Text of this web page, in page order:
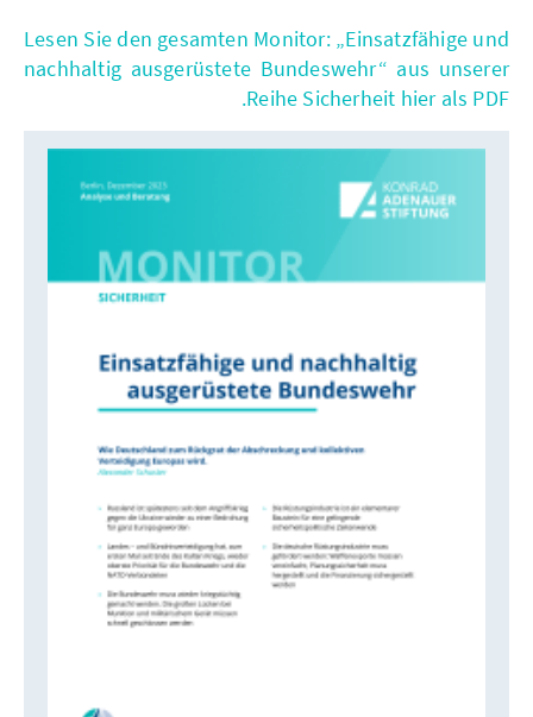
Lesen Sie den gesamten Monitor: „Einsatzfähige und
nachhaltig ausgerüstete Bundeswehr“ aus unserer
Reihe Sicherheit hier als PDF.